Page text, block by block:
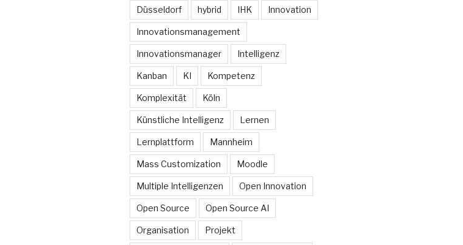
Düsseldorf hybrid IHK Innovation
Innovationsmanagement
Innovationsmanager Intelligenz
Kanban KI Kompetenz
Komplexität Köln
Künstliche Intelligenz Lernen
Lernplattform Mannheim
Mass Customization Moodle
Multiple Intelligenzen Open Innovation
Open Source Open Source AI
Organisation Projekt